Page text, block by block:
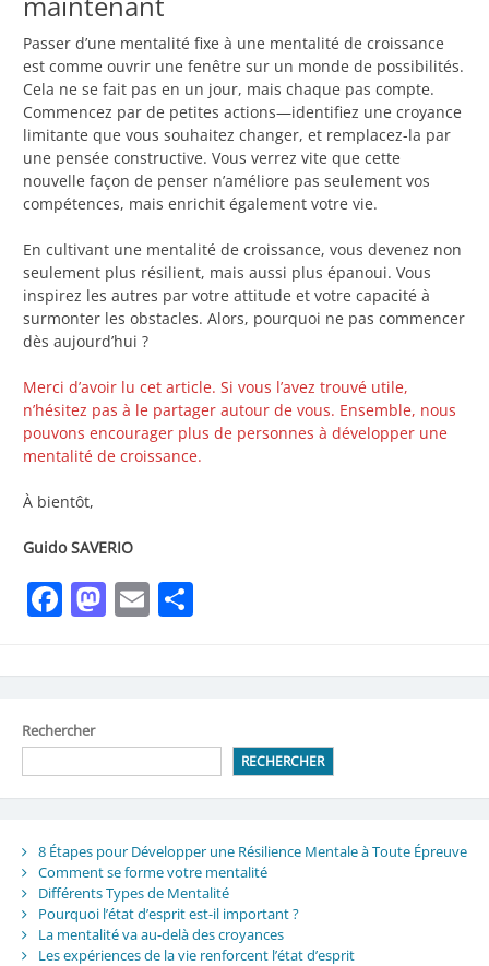
Passer d’une mentalité fixe à une mentalité de croissance
est comme ouvrir une fenêtre sur un monde de possibilités.
Cela ne se fait pas en un jour, mais chaque pas compte.
Commencez par de petites actions—identifiez une croyance
limitante que vous souhaitez changer, et remplacez-la par
une pensée constructive. Vous verrez vite que cette
nouvelle façon de penser n’améliore pas seulement vos
compétences, mais enrichit également votre vie.
En cultivant une mentalité de croissance, vous devenez non
seulement plus résilient, mais aussi plus épanoui. Vous
inspirez les autres par votre attitude et votre capacité à
surmonter les obstacles. Alors, pourquoi ne pas commencer
dès aujourd’hui ?
Merci d’avoir lu cet article. Si vous l’avez trouvé utile,
n’hésitez pas à le partager autour de vous. Ensemble, nous
pouvons encourager plus de personnes à développer une
mentalité de croissance.
À bientôt,
Guido SAVERIO
Facebook
Mastodon
Email
Rechercher
RECHERCHER
8 Étapes pour Développer une Résilience Mentale à Toute Épreuve
Comment se forme votre mentalité
Différents Types de Mentalité
Pourquoi l’état d’esprit est-il important ?
La mentalité va au-delà des croyances
Les expériences de la vie renforcent l’état d’esprit